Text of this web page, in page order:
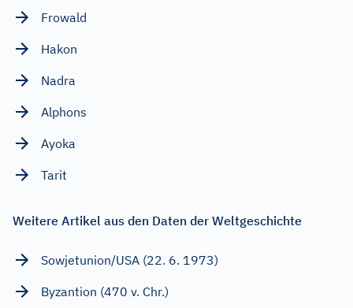
Frowald
Hakon
Nadra
Alphons
Ayoka
Tarit
Weitere Artikel aus den Daten der Weltgeschichte
Sowjetunion/USA (22. 6. 1973)
Byzantion (470 v. Chr.)